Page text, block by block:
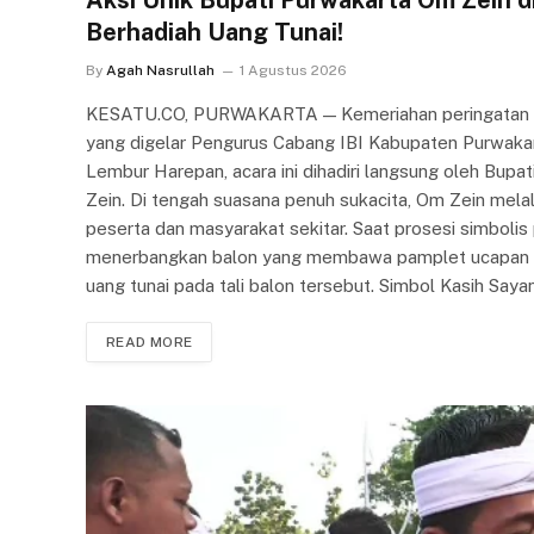
Berhadiah Uang Tunai!
By Agah Nasrullah 1 Agustus 2026
KESATU.CO, PURWAKARTA — Kemeriahan
yang digelar Pengurus Cabang IBI Kabupaten
Lembur Harepan, acara ini dihadiri langsung oleh
Zein. Di tengah suasana penuh sukacita, Om Zein
peserta dan masyarakat sekitar. Saat prosesi
menerbangkan balon yang membawa pamplet
uang tunai pada tali balon tersebut. Simbol Kasih
READ MORE